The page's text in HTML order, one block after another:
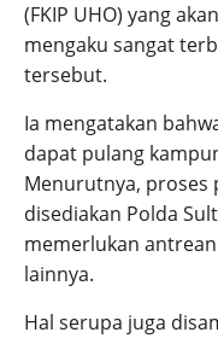
(FKIP UHO) yang
mengaku sangat
tersebut.
Ia mengatakan
dapat pulang
Menurutnya, proses
disediakan Polda
memerlukan
lainnya.
Hal serupa juga